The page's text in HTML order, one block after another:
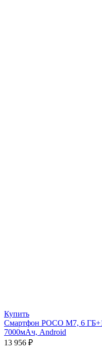
Купить
Смартфон POCO M7, 6
7000мАч, Android
13 956 ₽